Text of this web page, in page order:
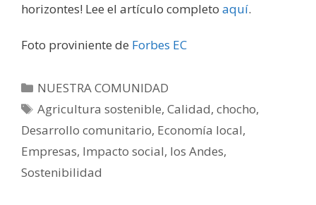
horizontes! Lee el artículo completo aquí.
Foto proviniente de Forbes EC
NUESTRA COMUNIDAD
Agricultura sostenible,Calidad,chocho,
Desarrollo comunitario, Economía local,
Empresas, Impacto social, los Andes,
Sostenibilidad